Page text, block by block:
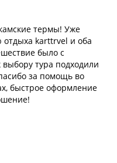
термы! Уже
karttrvel и оба
было с
тура подходили
за помощь во
быстрое оформление